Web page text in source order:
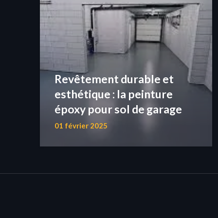
Revêtement durable et
esthétique : la peinture
époxy pour sol de garage
01 février 2025